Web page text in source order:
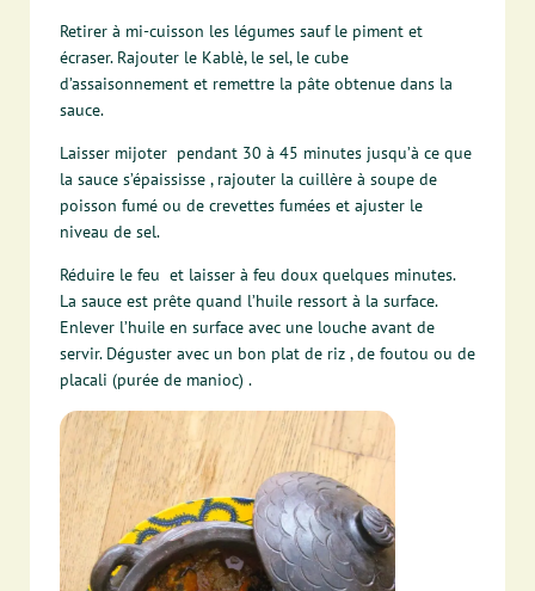
Retirer à mi-cuisson les légumes sauf le piment et
écraser. Rajouter le Kablè, le sel, le cube
d’assaisonnement et remettre la pâte obtenue dans la
sauce.
Laisser mijoter pendant 30 à 45 minutes jusqu’à ce que
la sauce s’épaississe , rajouter la cuillère à soupe de
poisson fumé ou de crevettes fumées et ajuster le
niveau de sel.
Réduire le feu et laisser à feu doux quelques minutes.
La sauce est prête quand l’huile ressort à la surface.
Enlever l’huile en surface avec une louche avant de
servir. Déguster avec un bon plat de riz , de foutou ou de
placali (purée de manioc) .